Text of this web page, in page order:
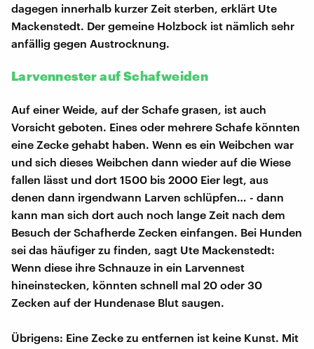
dagegen innerhalb kurzer Zeit sterben, erklärt Ute
Mackenstedt. Der gemeine Holzbock ist nämlich sehr
anfällig gegen Austrocknung.
Larvennester auf Schafweiden
Auf einer Weide, auf der Schafe grasen, ist auch
Vorsicht geboten. Eines oder mehrere Schafe könnten
eine Zecke gehabt haben. Wenn es ein Weibchen war
und sich dieses Weibchen dann wieder auf die Wiese
fallen lässt und dort 1500 bis 2000 Eier legt, aus
denen dann irgendwann Larven schlüpfen… - dann
kann man sich dort auch noch lange Zeit nach dem
Besuch der Schafherde Zecken einfangen. Bei Hunden
sei das häufiger zu finden, sagt Ute Mackenstedt:
Wenn diese ihre Schnauze in ein Larvennest
hineinstecken, könnten schnell mal 20 oder 30
Zecken auf der Hundenase Blut saugen.
Übrigens: Eine Zecke zu entfernen ist keine Kunst. Mit